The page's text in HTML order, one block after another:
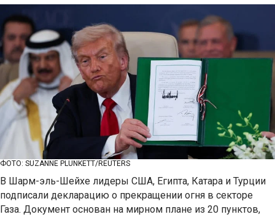
ФОТО: SUZANNE PLUNKETT/REUTERS
В Шарм-эль-Шейхе лидеры США, Египта, Катара и Турции
подписали декларацию о прекращении огня в секторе
Газа. Документ основан на мирном плане из 20 пунктов,